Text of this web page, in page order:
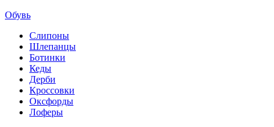
Обувь
Слипоны
Шлепанцы
Ботинки
Кеды
Дерби
Кроссовки
Оксфорды
Лоферы